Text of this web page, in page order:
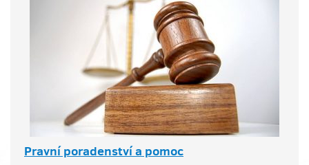
Pravní poradenství a pomoc